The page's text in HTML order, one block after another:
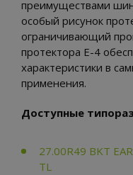
преимуществами
особый рисунок
ограничивающий
протектора E-4
характеристики в
применения.
Доступные
27.00R49 BKT
TL